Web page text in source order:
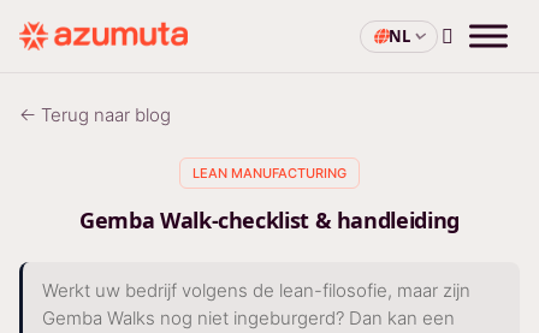
NL
← Terug naar blog
LEAN MANUFACTURING
Gemba Walk-checklist & handleiding
Werkt uw bedrijf volgens de lean-filosofie, maar zijn
Gemba Walks nog niet ingeburgerd? Dan kan een